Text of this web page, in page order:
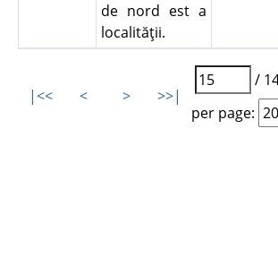
de nord est a
localităţii.
|<< < > >>|
/
per page: